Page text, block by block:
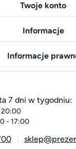
Twoje konto
Informacje
Informacje
7 dni w tygodniu:
20:00
- 17:00